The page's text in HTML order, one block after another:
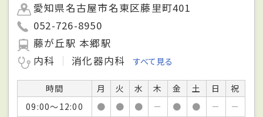
愛知県名古屋市名東区藤里町401
052-726-8950
藤が丘駅 本郷駅
内科
消化器内科 すべて見る
時間 月 火 水 木 金 土 日
祝
09:00～12:00
● ● ● － ● ● －
－